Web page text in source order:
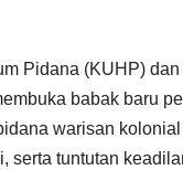
Pidana (KUHP)
babak baru
warisan
serta tuntutan